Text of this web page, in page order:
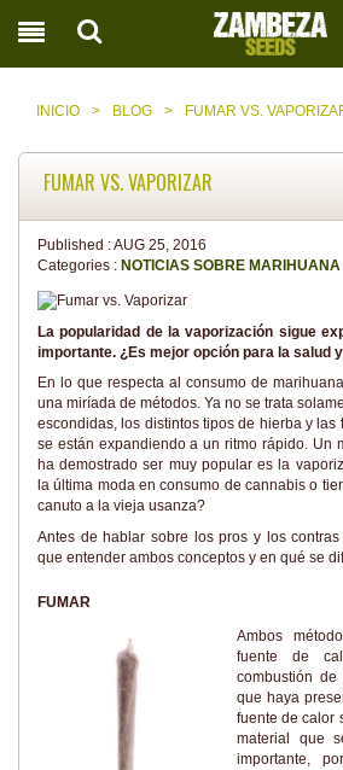
INICIO > BLOG > FUMAR VS.
FUMAR VS. VAPORIZAR
Published :AUG 25, 2016
Categories : NOTICIAS SOBRE MARIHUANA
La popularidad de la vaporización sigue
importante. ¿Es mejor opción para la salud
En lo que respecta al consumo de
una miríada de métodos. Ya no se trata
escondidas, los distintos tipos de hierba y las
se están expandiendo a un ritmo rápido. Un
ha demostrado ser muy popular es la
la última moda en consumo de cannabis o
canuto a la vieja usanza?
Antes de hablar sobre los pros y los
que entender ambos conceptos y en qué se
FUMAR
Ambos
fuente de
combustión
que haya
fuente de calor
material que
importante,